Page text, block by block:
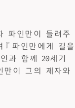
파인만이 들려주
파인만에게 길을
인과 함께 20세기
만이 그의 제자와